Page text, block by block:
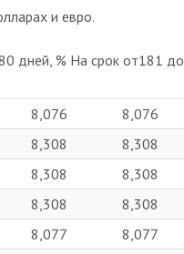
и евро.
дней, % На срок от181 до
8,076
8,076
8,308
8,308
8,308
8,308
8,308
8,308
8,077
8,077